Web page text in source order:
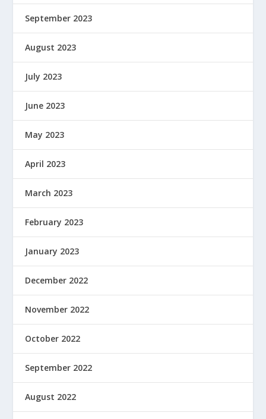
September 2023
August 2023
July 2023
June 2023
May 2023
April 2023
March 2023
February 2023
January 2023
December 2022
November 2022
October 2022
September 2022
August 2022